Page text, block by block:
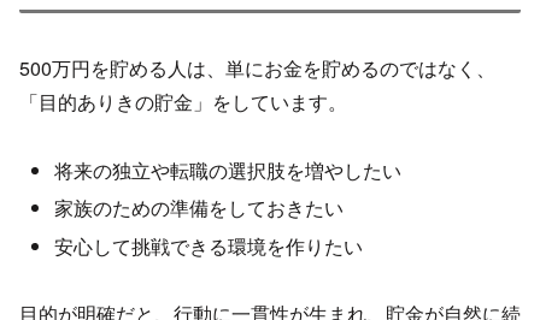
500万円を貯める人は、単にお金を貯めるのではなく、
「目的ありきの貯金」をしています。
将来の独立や転職の選択肢を増やしたい
家族のための準備をしておきたい
安心して挑戦できる環境を作りたい
目的が明確だと、行動に一貫性が生まれ、貯金が自然に続